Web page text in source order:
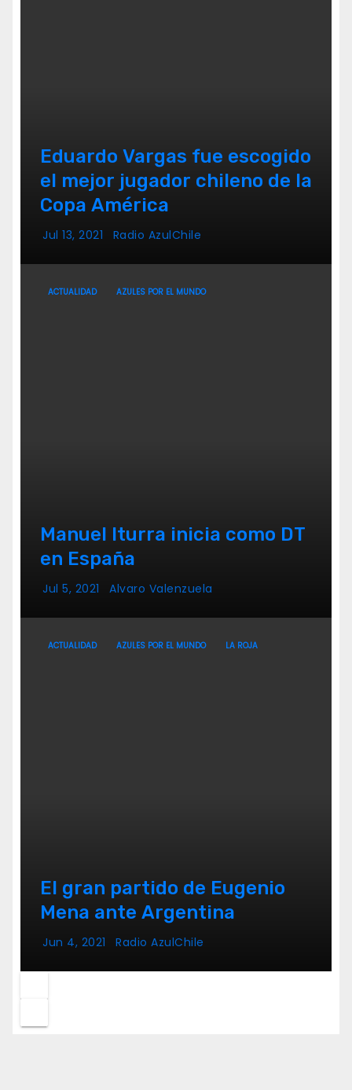
Eduardo Vargas fue escogido
el mejor jugador chileno de la
Copa América
Jul 13, 2021 Radio AzulChile
ACTUALIDAD AZULES POR EL MUNDO
Manuel Iturra inicia como DT
en España
Jul 5, 2021 Alvaro Valenzuela
ACTUALIDAD AZULES POR EL MUNDO LA ROJA
El gran partido de Eugenio
Mena ante Argentina
Jun 4, 2021 Radio AzulChile